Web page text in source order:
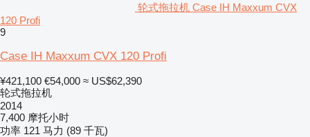
轮式拖拉机 Case IH Maxxum CVX
120 Profi
9
Case IH Maxxum CVX 120 Profi
¥421,100 €54,000 ≈ US$62,390
轮式拖拉机
2014
7,400 摩托小时
功率 121 马力 (89 千瓦)